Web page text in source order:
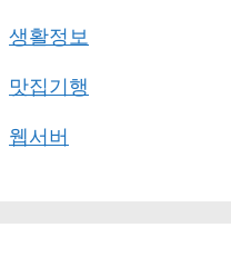
생활정보
맛집기행
웹서버